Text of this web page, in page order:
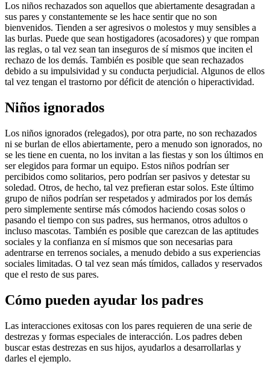
Los niños rechazados son aquellos que abiertamente desagradan a
sus pares y constantemente se les hace sentir que no son
bienvenidos. Tienden a ser agresivos o molestos y muy sensibles a
las burlas. Puede que sean hostigadores (acosadores) y que rompan
las reglas, o tal vez sean tan inseguros de sí mismos que inciten el
rechazo de los demás. También es posible que sean rechazados
debido a su impulsividad y su conducta perjudicial. Algunos de ellos
tal vez tengan el trastorno por déficit de atención o hiperactividad.
Niños ignorados
Los niños ignorados (relegados), por otra parte, no son rechazados
ni se burlan de ellos abiertamente, pero a menudo son ignorados, no
se les tiene en cuenta, no los invitan a las fiestas y son los últimos en
ser elegidos para formar un equipo. Estos niños podrían ser
percibidos como solitarios, pero podrían ser pasivos y detestar su
soledad. Otros, de hecho, tal vez prefieran estar solos. Este último
grupo de niños podrían ser respetados y admirados por los demás
pero simplemente sentirse más cómodos haciendo cosas solos o
pasando el tiempo con sus padres, sus hermanos, otros adultos o
incluso mascotas. También es posible que carezcan de las aptitudes
sociales y la confianza en sí mismos que son necesarias para
adentrarse en terrenos sociales, a menudo debido a sus experiencias
sociales limitadas. O tal vez sean más tímidos, callados y reservados
que el resto de sus pares.
Cómo pueden ayudar los padres
Las interacciones exitosas con los pares requieren de una serie de
destrezas y formas especiales de interacción. Los padres deben
buscar estas destrezas en sus hijos, ayudarlos a desarrollarlas y
darles el ejemplo.